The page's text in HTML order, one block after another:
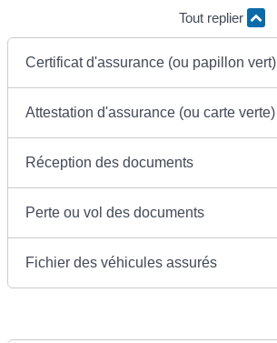
Tout replier
Certificat d'assurance (ou papillon vert)
Attestation d'assurance (ou carte verte)
Réception des documents
Perte ou vol des documents
Fichier des véhicules assurés